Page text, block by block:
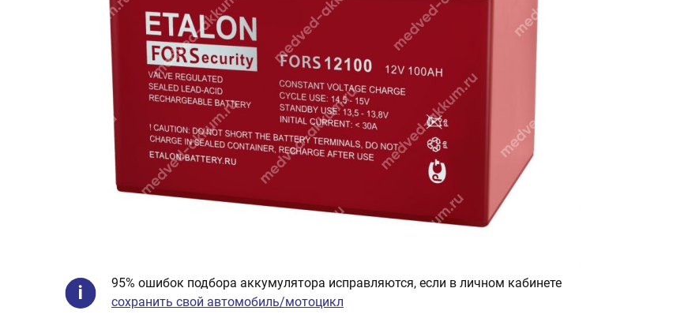
95% ошибок подбора аккумулятора исправляются, если в личном кабинете
сохранить свой автомобиль/мотоцикл